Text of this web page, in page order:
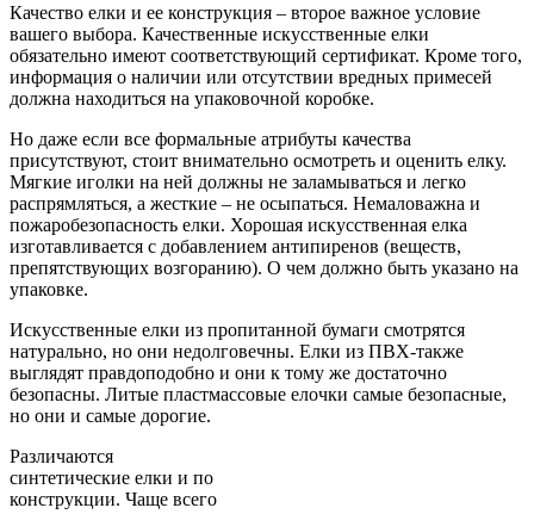
Качество елки и ее конструкция – второе важное условие
вашего выбора. Качественные искусственные елки
обязательно имеют соответствующий сертификат. Кроме того,
информация о наличии или отсутствии вредных примесей
должна находиться на упаковочной коробке.
Но даже если все формальные атрибуты качества
присутствуют, стоит внимательно осмотреть и оценить елку.
Мягкие иголки на ней должны не заламываться и легко
распрямляться, а жесткие – не осыпаться. Немаловажна и
пожаробезопасность елки. Хорошая искусственная елка
изготавливается с добавлением антипиренов (веществ,
препятствующих возгоранию). О чем должно быть указано на
упаковке.
Искусственные елки из пропитанной бумаги смотрятся
натурально, но они недолговечны. Елки из ПВХ-также
выглядят правдоподобно и они к тому же достаточно
безопасны. Литые пластмассовые елочки самые безопасные,
но они и самые дорогие.
Различаются
синтетические елки и по
конструкции. Чаще всего